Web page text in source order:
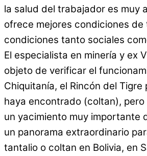
la salud del trabajador es muy
ofrece mejores condiciones
condiciones tanto sociales
El especialista en minería y ex
objeto de verificar el
Chiquitanía, el Rincón del
haya encontrado (coltan),
un yacimiento muy importante
un panorama extraordinario
tantalio o coltan en Bolivia, en